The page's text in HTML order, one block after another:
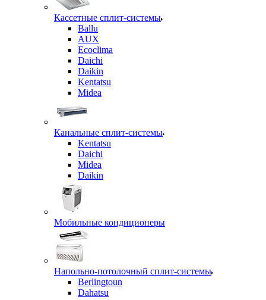
Кассетные сплит-системы
Ballu
AUX
Ecoclima
Daichi
Daikin
Kentatsu
Midea
Канальные сплит-системы
Kentatsu
Daichi
Midea
Daikin
Мобильные кондиционеры
Напольно-потолочный сплит-системы
Berlingtoun
Dahatsu